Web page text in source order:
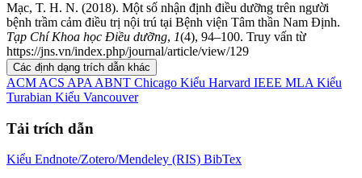
Mạc, T. H. N. (2018). Một số nhận định điều dưỡng trên người
bệnh trầm cảm điều trị nội trú tại Bệnh viện Tâm thần Nam Định.
Tạp Chí Khoa học Điều dưỡng, 1(4), 94–100. Truy vấn từ
https://jns.vn/index.php/journal/article/view/129
Các định dạng trích dẫn khác
ACM ACS APA ABNT Chicago Kiểu Harvard IEEE MLA Kiểu
Turabian Kiểu Vancouver
Tải trích dẫn
Kiểu Endnote/Zotero/Mendeley (RIS) BibTex